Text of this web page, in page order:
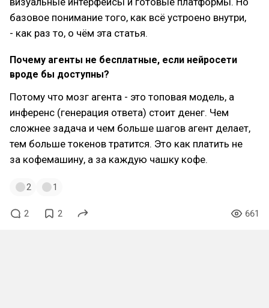
базовое понимание того, как всё устроено внутри,
- как раз то, о чём эта статья.
Почему агенты не бесплатные, если нейросети
вроде бы доступны?
Потому что мозг агента - это топовая модель, а
инференс (генерация ответа) стоит денег. Чем
сложнее задача и чем больше шагов агент делает,
тем больше токенов тратится. Это как платить не
за кофемашину, а за каждую чашку кофе.
2 1
2 2 661